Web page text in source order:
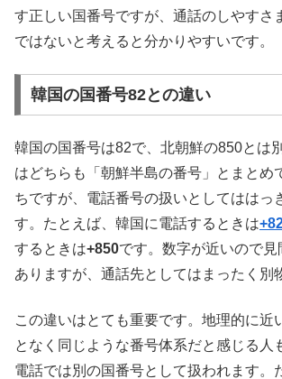
す正しい国番号ですが、通話のしやすさ
ではないと考えると分かりやすいです。
韓国の国番号82との違い
韓国の国番号は82で、北朝鮮の850とは
はどちらも「朝鮮半島の番号」とまとめ
ちですが、電話番号の扱いとしてははっ
す。たとえば、韓国に電話するときは
するときは+850です。数字が近いので
ありますが、通話先としてはまったく別
この違いはとても重要です。地理的に近
となく同じような番号体系だと感じる人
電話では別の国番号として扱われます。